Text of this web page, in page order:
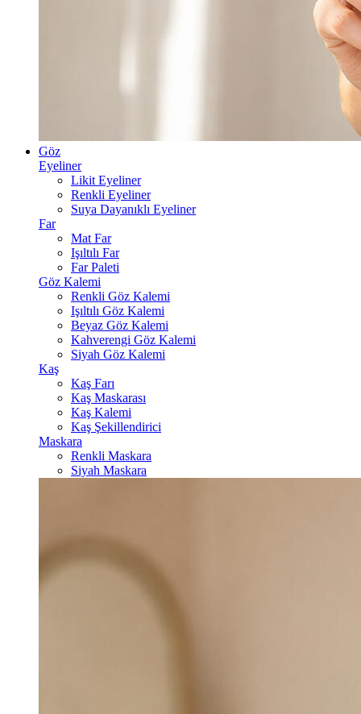
Göz
Eyeliner
Likit Eyeliner
Renkli Eyeliner
Suya Dayanıklı Eyeliner
Far
Mat Far
Işıltılı Far
Far Paleti
Göz Kalemi
Renkli Göz Kalemi
Işıltılı Göz Kalemi
Beyaz Göz Kalemi
Kahverengi Göz Kalemi
Siyah Göz Kalemi
Kaş
Kaş Farı
Kaş Maskarası
Kaş Kalemi
Kaş Şekillendirici
Maskara
Renkli Maskara
Siyah Maskara